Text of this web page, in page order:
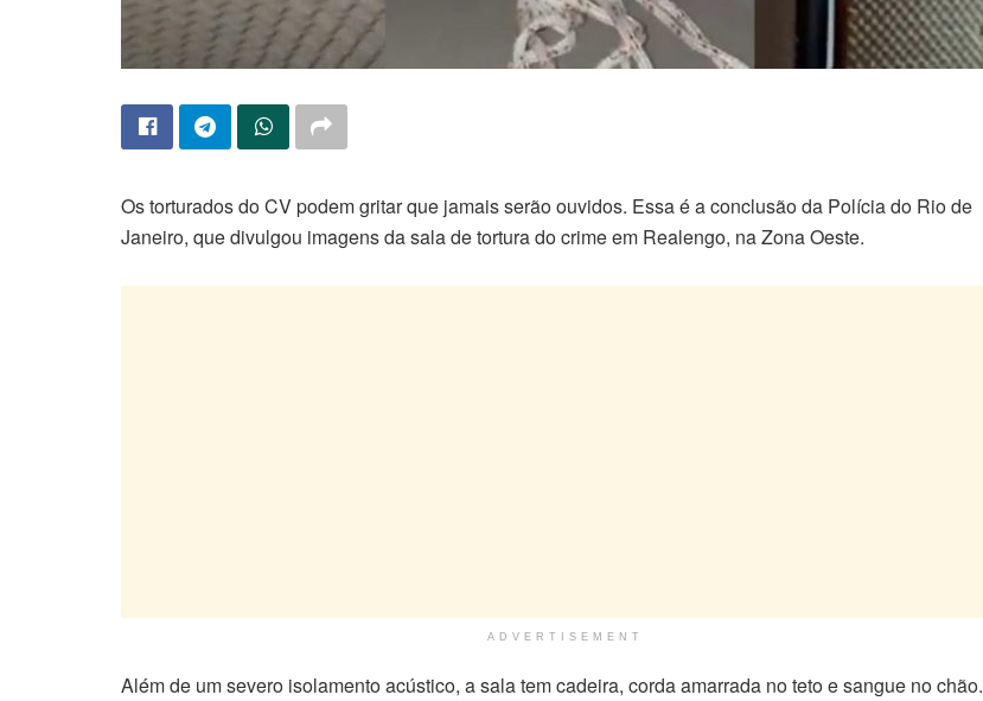
Os torturados do CV podem gritar que jamais serão ouvidos. Essa é a conclusão da Polícia do Rio de
Janeiro, que divulgou imagens da sala de tortura do crime em Realengo, na Zona Oeste.
ADVERTISEMENT
Além de um severo isolamento acústico, a sala tem cadeira, corda amarrada no teto e sangue no chão.